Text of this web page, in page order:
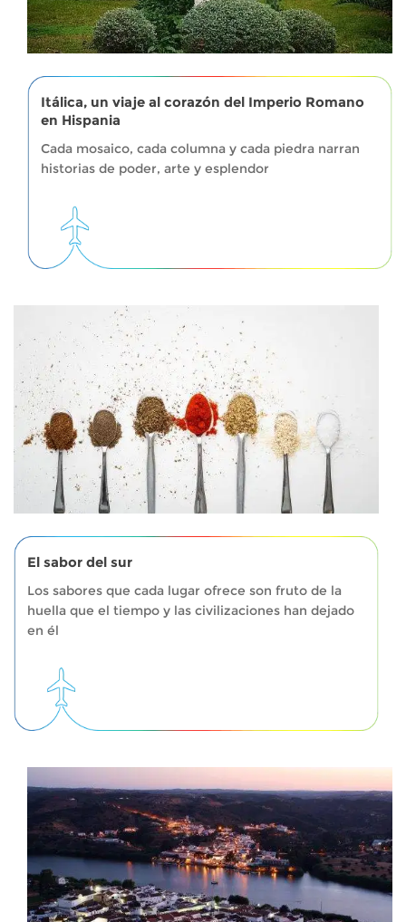
Itálica, un viaje al corazón del Imperio Romano
en Hispania
Cada mosaico, cada columna y cada piedra narran
historias de poder, arte y esplendor
El sabor del sur
Los sabores que cada lugar ofrece son fruto de la
huella que el tiempo y las civilizaciones han dejado
en él